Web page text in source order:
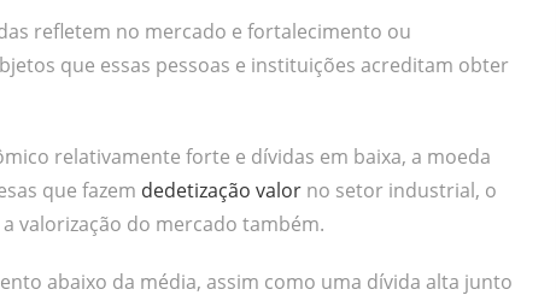
refletem no mercado e fortalecimento ou
que essas pessoas e instituições acreditam obter
relativamente forte e dívidas em baixa, a moeda
que fazem dedetização valor no setor industrial, o
valorização do mercado também.
abaixo da média, assim como uma dívida alta junto